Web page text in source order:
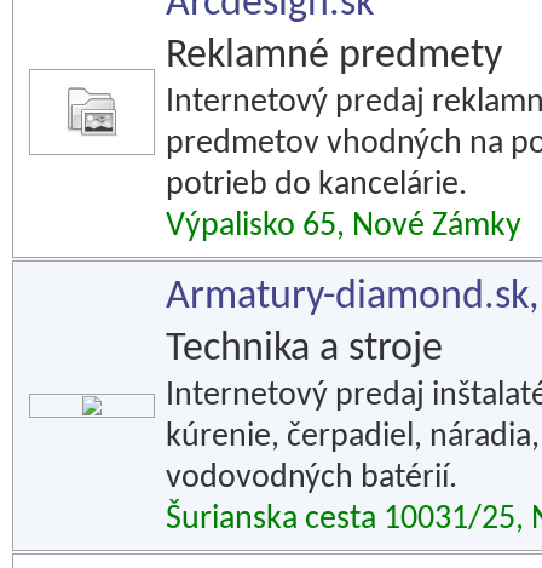
Reklamné predmety
Internetový predaj
predmetov vhodných na
potrieb do kancelárie.
Výpalisko 65, Nové Zámky
Armatury-
Technika a stroje
Internetový predaj
kúrenie, čerpadiel,
vodovodných batérií.
Šurianska cesta 10031/25,